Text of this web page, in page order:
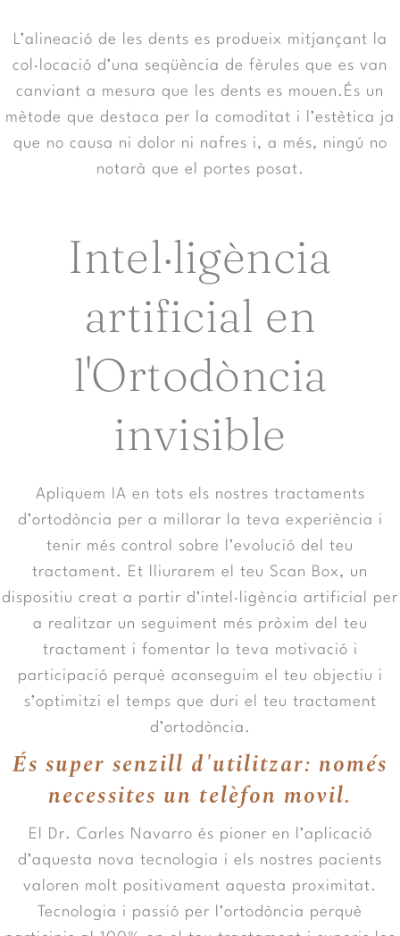
L’alineació de les dents es produeix mitjançant la
col·locació d’una seqüència de fèrules que es van
canviant a mesura que les dents es mouen.És un
mètode que destaca per la comoditat i l’estètica ja
que no causa ni dolor ni nafres i, a més, ningú no
notarà que el portes posat.
Intel·ligència
artificial en
l'Ortodòncia
invisible​
Apliquem IA en tots els nostres tractaments
d’ortodòncia per a millorar la teva experiència i
tenir més control sobre l’evolució del teu
tractament. Et lliurarem el teu Scan Box, un
dispositiu creat a partir d’intel·ligència artificial per
a realitzar un seguiment més pròxim del teu
tractament i fomentar la teva motivació i
participació perquè aconseguim el teu objectiu i
s’optimitzi el temps que duri el teu tractament
d’ortodòncia.
És super senzill d'utilitzar: només
necessites un telèfon movil.
El Dr. Carles Navarro és pioner en l’aplicació
d’aquesta nova tecnologia i els nostres pacients
valoren molt positivament aquesta proximitat.
Tecnologia i passió per l’ortodòncia perquè